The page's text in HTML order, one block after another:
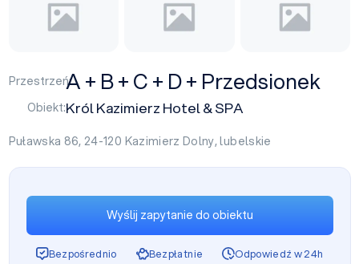
Przestrzeń:A + B + C + D + Przedsionek
Obiekt:Król Kazimierz Hotel & SPA
Puławska 86, 24-120 Kazimierz Dolny,lubelskie
Wyślij zapytanie do obiektu
Bezpośrednio Bezpłatnie Odpowiedź w 24h